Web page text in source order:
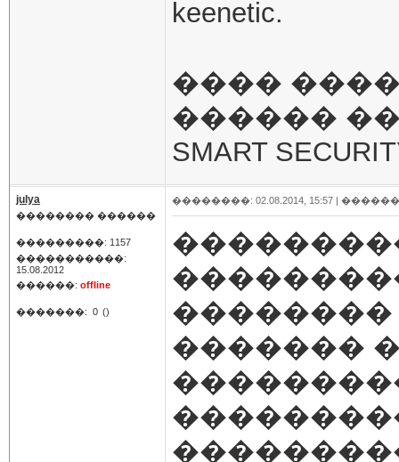
keenetic.
����
������
SMART
julya
�������� ������
���������: 1157
�����������:
15.08.2012
������: offline
�������: 0 ()
��������: 02.08.2014, 15:57 |
��������
�������